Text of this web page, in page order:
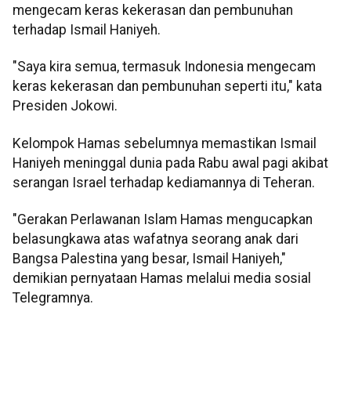
mengecam keras kekerasan dan pembunuhan
terhadap Ismail Haniyeh.
"Saya kira semua, termasuk Indonesia mengecam
keras kekerasan dan pembunuhan seperti itu," kata
Presiden Jokowi.
Kelompok Hamas sebelumnya memastikan Ismail
Haniyeh meninggal dunia pada Rabu awal pagi akibat
serangan Israel terhadap kediamannya di Teheran.
"Gerakan Perlawanan Islam Hamas mengucapkan
belasungkawa atas wafatnya seorang anak dari
Bangsa Palestina yang besar, Ismail Haniyeh,"
demikian pernyataan Hamas melalui media sosial
Telegramnya.